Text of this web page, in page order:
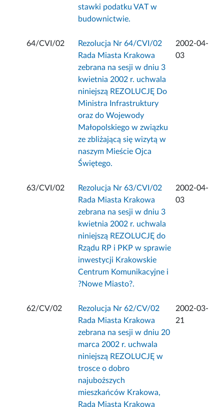
stawki podatku VAT w
budownictwie.
64/CVI/02
Rezolucja Nr 64/CVI/02
Rada Miasta Krakowa
zebrana na sesji w dniu 3
kwietnia 2002 r. uchwala
niniejszą REZOLUCJĘ Do
Ministra Infrastruktury
oraz do Wojewody
Małopolskiego w związku
ze zbliżającą się wizytą w
naszym Mieście Ojca
Świętego.
2002-04-
03
63/CVI/02
Rezolucja Nr 63/CVI/02
Rada Miasta Krakowa
zebrana na sesji w dniu 3
kwietnia 2002 r. uchwala
niniejszą REZOLUCJĘ do
Rządu RP i PKP w sprawie
inwestycji Krakowskie
Centrum Komunikacyjne i
?Nowe Miasto?.
2002-04-
03
62/CV/02
Rezolucja Nr 62/CV/02
Rada Miasta Krakowa
zebrana na sesji w dniu 20
marca 2002 r. uchwala
niniejszą REZOLUCJĘ w
trosce o dobro
najuboższych
mieszkańców Krakowa,
Rada Miasta Krakowa
2002-03-
21